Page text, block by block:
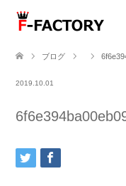
ブログ
2019.10.01